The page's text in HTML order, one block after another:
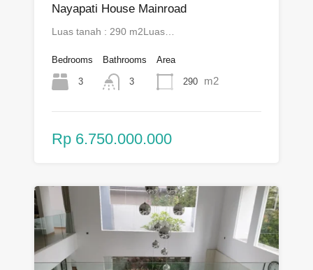
Nayapati House Mainroad
Luas tanah : 290 m2Luas…
Bedrooms
3
Bathrooms
3
Area
290 m2
Rp 6.750.000.000